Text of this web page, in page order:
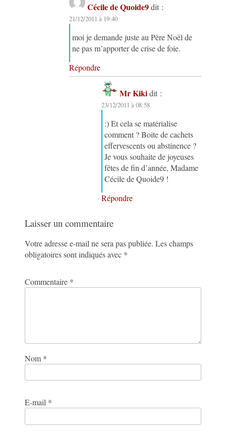
Cécile de Quoide9 dit :
21/12/2011 à 19:40
moi je demande juste au Père Noël de
ne pas m’apporter de crise de foie.
Répondre
Mr Kiki dit :
23/12/2011 à 08:58
:) Et cela se matérialise
comment ? Boite de cachets
effervescents ou abstinence ?
Je vous souhaite de joyeuses
fêtes de fin d’année, Madame
Cécile de Quoide9 !
Répondre
Laisser un commentaire
Votre adresse e-mail ne sera pas publiée. Les champs
obligatoires sont indiqués avec *
Commentaire *
Nom *
E-mail *